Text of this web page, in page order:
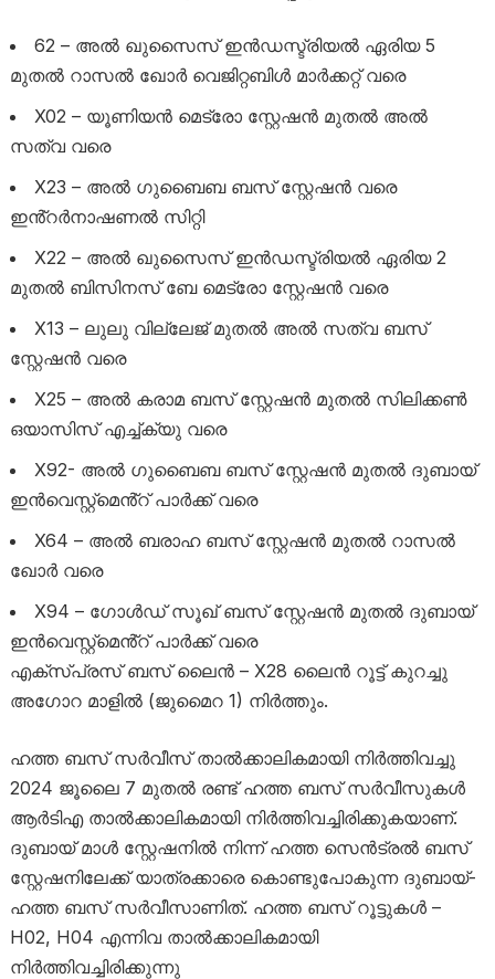
62 – അൽ ഖുസൈസ് ഇൻഡസ്ട്രിയൽ ഏരിയ 5
മുതൽ റാസൽ ഖോർ വെജിറ്റബിൾ മാർക്കറ്റ് വരെ
X02 – യൂണിയൻ മെട്രോ സ്റ്റേഷൻ മുതൽ അൽ
സത്വ വരെ
X23 – അൽ ഗുബൈബ ബസ് സ്റ്റേഷൻ വരെ
ഇൻ്റർനാഷണൽ സിറ്റി
X22 – അൽ ഖുസൈസ് ഇൻഡസ്ട്രിയൽ ഏരിയ 2
മുതൽ ബിസിനസ് ബേ മെട്രോ സ്റ്റേഷൻ വരെ
X13 – ലുലു വില്ലേജ് മുതൽ അൽ സത്വ ബസ്
സ്റ്റേഷൻ വരെ
X25 – അൽ കരാമ ബസ് സ്റ്റേഷൻ മുതൽ സിലിക്കൺ
ഒയാസിസ് എച്ച്ക്യു വരെ
X92- അൽ ഗുബൈബ ബസ് സ്റ്റേഷൻ മുതൽ ദുബായ്
ഇൻവെസ്റ്റ്‌മെൻ്റ് പാർക്ക് വരെ
X64 – അൽ ബരാഹ ബസ് സ്റ്റേഷൻ മുതൽ റാസൽ
ഖോർ വരെ
X94 – ഗോൾഡ് സൂഖ് ബസ് സ്റ്റേഷൻ മുതൽ ദുബായ്
ഇൻവെസ്റ്റ്‌മെൻ്റ് പാർക്ക് വരെ
എക്‌സ്‌പ്രസ് ബസ് ലൈൻ – X28 ലൈൻ റൂട്ട് കുറച്ചു
അഗോറ മാളിൽ (ജുമൈറ 1) നിർത്തും.
ഹത്ത ബസ് സർവീസ് താൽക്കാലികമായി നിർത്തിവച്ചു
2024 ജൂലൈ 7 മുതൽ രണ്ട് ഹത്ത ബസ് സർവീസുകൾ
ആർടിഎ താൽക്കാലികമായി നിർത്തിവച്ചിരിക്കുകയാണ്.
ദുബായ് മാൾ സ്റ്റേഷനിൽ നിന്ന് ഹത്ത സെൻട്രൽ ബസ്
സ്റ്റേഷനിലേക്ക് യാത്രക്കാരെ കൊണ്ടുപോകുന്ന ദുബായ്-
ഹത്ത ബസ് സർവീസാണിത്. ഹത്ത ബസ് റൂട്ടുകൾ –
H02, H04 എന്നിവ താൽക്കാലികമായി
നിർത്തിവച്ചിരിക്കുന്നു